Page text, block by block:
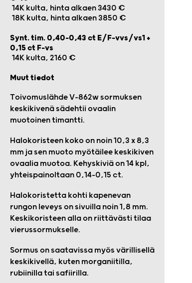
14K kulta, hinta alkaen 3430 €
18K kulta, hinta alkaen 3850 €
Synt. tim. 0,40-0,43 ct E/F-vvs/vs1 +
0,15 ct F-vs
14K kulta, 2160 €
Muut tiedot
Toivomuslähde V-862w sormuksen
keskikivenä sädehtii ovaalin
muotoinen timantti.
Halokoristeen koko on noin 10,3 x 8,3
mm ja sen muoto myötäilee keskikiven
ovaalia muotoa. Kehyskiviä on 14 kpl,
yhteispainoltaan 0,14–0,15 ct.
Halokoristetta kohti kapenevan
rungon leveys on sivuilla noin 1,8 mm.
Keskikoristeen alla on riittävästi tilaa
vierussormukselle.
Sormus on saatavissa myös värillisellä
keskikivellä, kuten morganiitilla,
rubiinilla tai safiirilla.